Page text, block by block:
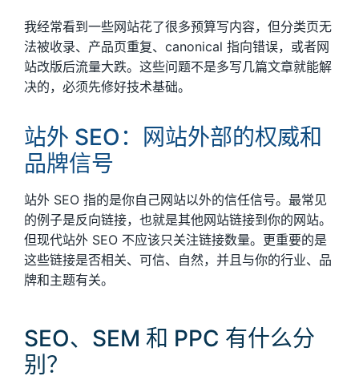
我经常看到一些网站花了很多预算写内容，但分类页无
法被收录、产品页重复、canonical 指向错误，或者网
站改版后流量大跌。这些问题不是多写几篇文章就能解
决的，必须先修好技术基础。
站外 SEO：网站外部的权威和
品牌信号
站外 SEO 指的是你自己网站以外的信任信号。最常见
的例子是反向链接，也就是其他网站链接到你的网站。
但现代站外 SEO 不应该只关注链接数量。更重要的是
这些链接是否相关、可信、自然，并且与你的行业、品
牌和主题有关。
SEO、SEM 和 PPC 有什么分
别？